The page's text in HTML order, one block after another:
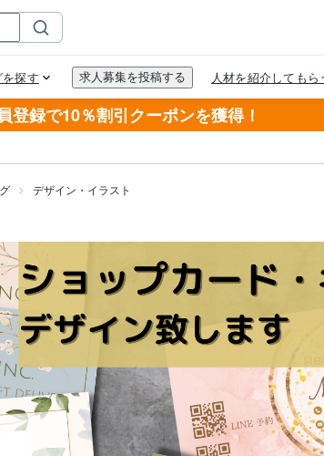
登録で10％割引クーポンを獲得！
デザイン・イラスト